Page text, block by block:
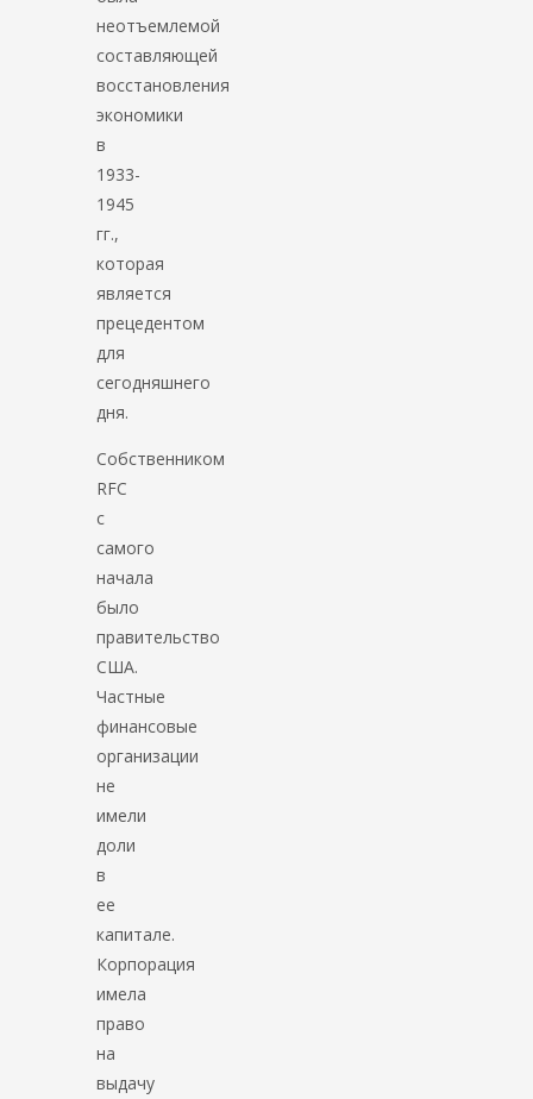
неотъемлемой
составляющей
восстановления
экономики
в
1933-
1945
гг.,
которая
является
прецедентом
для
сегодняшнего
дня.
Собственником
RFC
с
самого
начала
было
правительство
США.
Частные
финансовые
организации
не
имели
доли
в
ее
капитале.
Корпорация
имела
право
на
выдачу